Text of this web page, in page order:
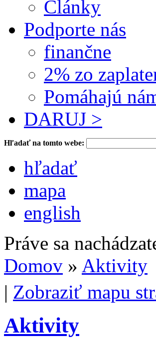
Články
Podporte nás
finančne
2% zo
Pomáhajú
DARUJ >
Hľadať na tomto webe:
hľadať
mapa
english
Práve sa
Domov » Aktivity
| Zobraziť mapu
Aktivity